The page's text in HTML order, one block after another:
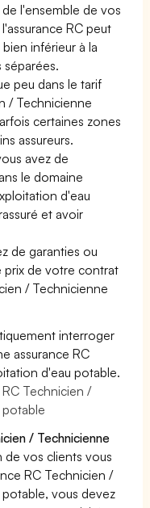
l'ensemble de vos
RC peut
inférieur à la
séparées.
peu dans le tarif
/ Technicienne
certaines zones
assureurs.
avez de
le domaine
d'eau
et avoir
de garanties ou
prix de votre contrat
/ Technicienne
interroger
assurance RC
d'eau potable.
Technicien /
/ Technicienne
de vos clients vous
RC Technicien /
vous devez